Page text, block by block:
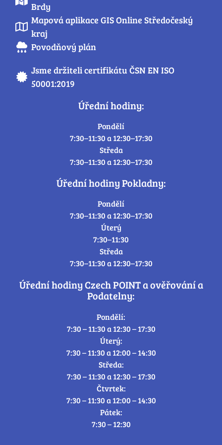
Brdy
Mapová aplikace GIS Online Středočeský
kraj
Povodňový plán
Jsme držiteli certifikátu ČSN EN ISO
50001:2019
Úřední hodiny:
Pondělí
7:30–11:30 a 12:30–17:30
Středa
7:30–11:30 a 12:30–17:30
Úřední hodiny Pokladny:
Pondělí
7:30–11:30 a 12:30–17:30
Úterý
7:30–11:30
Středa
7:30–11:30 a 12:30–17:30
Úřední hodiny Czech POINT a ověřování a
Podatelny:
Pondělí:
7:30 – 11:30 a 12:30 – 17:30
Úterý:
7:30 – 11:30 a 12:00 – 14:30
Středa:
7:30 – 11:30 a 12:30 – 17:30
Čtvrtek:
7:30 – 11:30 a 12:00 – 14:30
Pátek:
7:30 – 12:30